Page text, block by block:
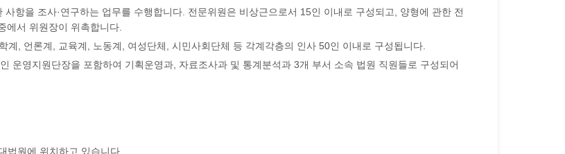
항을 조사·연구하는 업무를 수행합니다. 전문위원은 비상근으로서 15인 이내로 구성되고, 양형에 관한 전
에서 위원장이 위촉합니다.
, 언론계, 교육계, 노동계, 여성단체, 시민사회단체 등 각계각층의 인사 50인 이내로 구성됩니다.
운영지원단장을 포함하여 기획운영과, 자료조사과 및 통계분석과 3개 부서 소속 법원 직원들로 구성되어
법원에 위치하고 있습니다.